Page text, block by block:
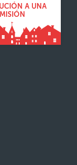
A UNA